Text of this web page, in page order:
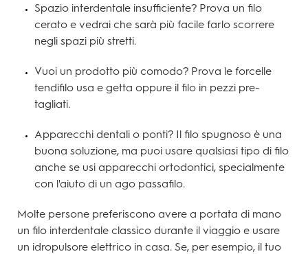
Spazio interdentale insufficiente? Prova un filo
cerato e vedrai che sarà più facile farlo scorrere
negli spazi più stretti.
Vuoi un prodotto più comodo? Prova le forcelle
tendifilo usa e getta oppure il filo in pezzi pre-
tagliati.
Apparecchi dentali o ponti? Il filo spugnoso è una
buona soluzione, ma puoi usare qualsiasi tipo di filo
anche se usi apparecchi ortodontici, specialmente
con l'aiuto di un ago passafilo.
Molte persone preferiscono avere a portata di mano
un filo interdentale classico durante il viaggio e usare
un idropulsore elettrico in casa. Se, per esempio, il tuo